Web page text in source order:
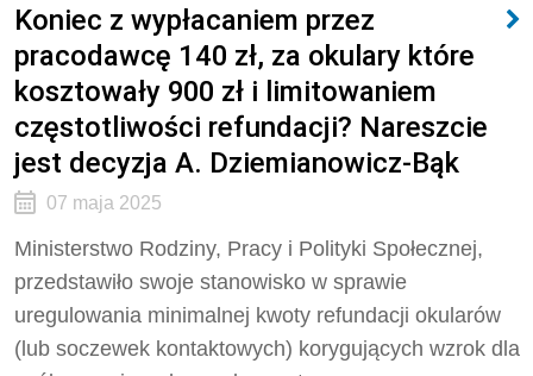
Koniec z wypłacaniem przez
pracodawcę 140 zł, za okulary które
kosztowały 900 zł i limitowaniem
częstotliwości refundacji? Nareszcie
jest decyzja A. Dziemianowicz-Bąk
07 maja 2025
Ministerstwo Rodziny, Pracy i Polityki Społecznej,
przedstawiło swoje stanowisko w sprawie
uregulowania minimalnej kwoty refundacji okularów
(lub soczewek kontaktowych) korygujących wzrok dla